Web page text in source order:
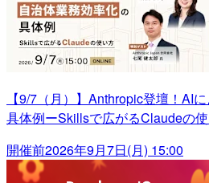
【9/7（月）】Anthropic登壇！AI
具体例ーSkillsで広がるClaudeの
開催前2026年9月7日(月) 15:00